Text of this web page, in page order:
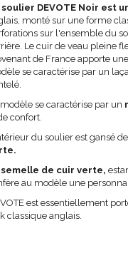
soulier DEVOTE Noir est
monté sur une forme
sur l'ensemble du
Le cuir de veau pleine
de France apporte
se caractérise par un
se caractérise par un
confort.
du soulier est gansé de
semelle de cuir verte,
au modèle une
est essentiellement
classique anglais.